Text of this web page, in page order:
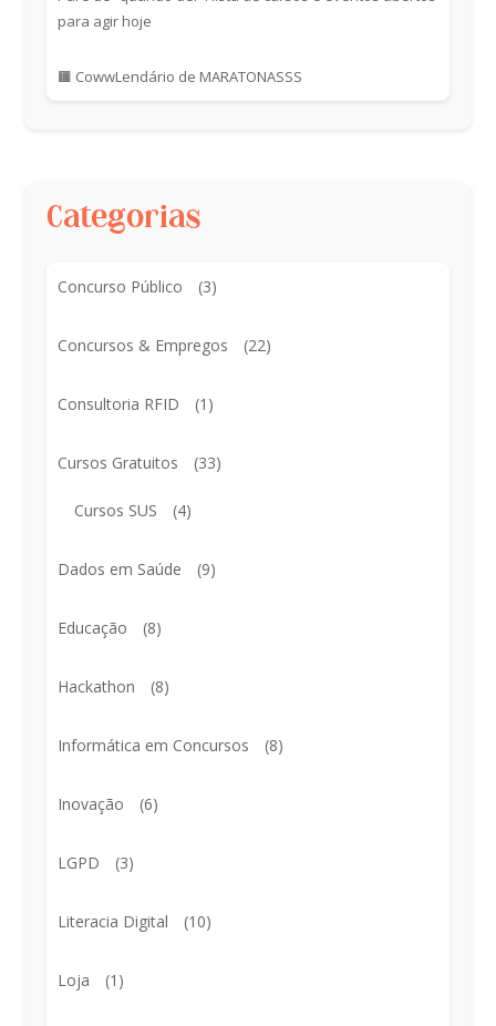
para agir hoje
🟧 CowwLendário de MARATONASSS
Categorias
Concurso Público (3)
Concursos & Empregos (22)
Consultoria RFID (1)
Cursos Gratuitos (33)
Cursos SUS (4)
Dados em Saúde (9)
Educação (8)
Hackathon (8)
Informática em Concursos (8)
Inovação (6)
LGPD (3)
Literacia Digital (10)
Loja (1)